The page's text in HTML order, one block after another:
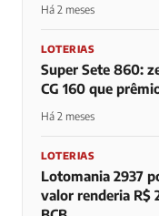
Há 2 meses
LOTERIAS
Super Sete 860:
CG 160 que
Há 2 meses
LOTERIAS
Lotomania 2937
valor renderia R$